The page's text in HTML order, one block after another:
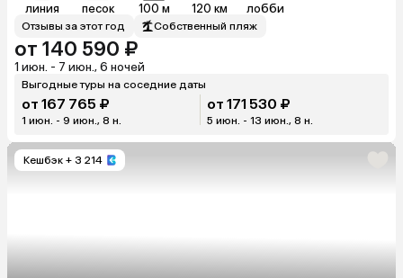
линия песок 100 м 120 км лобби
Отзывы за этот год Собственный пляж
от 140 590 ₽
1 июн. - 7 июн., 6 ночей
Выгодные туры на соседние даты
от 167 765 ₽
1 июн. - 9 июн., 8 н.
от 171 530 ₽
5 июн. - 13 июн., 8 н.
Кешбэк + 3 214